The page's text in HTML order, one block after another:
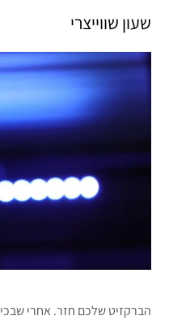
שעון שווייצרי
הברקזיט שלכם חזר. אחרי